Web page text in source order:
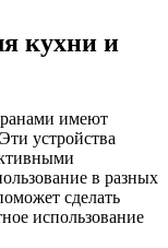
кухни и
имеют
устройства
в разных
сделать
использование